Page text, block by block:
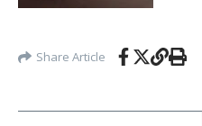
Share Article